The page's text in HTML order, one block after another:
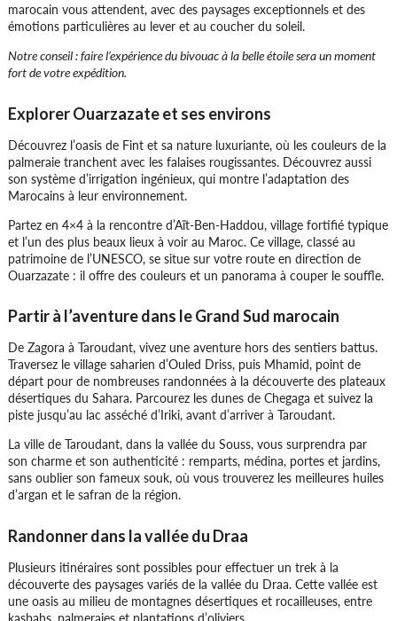
marocain vous attendent, avec des paysages exceptionnels et des
émotions particulières au lever et au coucher du soleil.
Notre conseil : faire l’expérience du bivouac à la belle étoile sera un moment
fort de votre expédition.
Explorer Ouarzazate et ses environs
Découvrez l’oasis de Fint et sa nature luxuriante, où les couleurs de la
palmeraie tranchent avec les falaises rougissantes. Découvrez aussi
son système d’irrigation ingénieux, qui montre l’adaptation des
Marocains à leur environnement.
Partez en 4×4 à la rencontre d’Aït-Ben-Haddou, village fortifié typique
et l’un des plus beaux lieux à voir au Maroc. Ce village, classé au
patrimoine de l’UNESCO, se situe sur votre route en direction de
Ouarzazate : il offre des couleurs et un panorama à couper le souffle.
Partir à l’aventure dans le Grand Sud marocain
De Zagora à Taroudant, vivez une aventure hors des sentiers battus.
Traversez le village saharien d’Ouled Driss, puis Mhamid, point de
départ pour de nombreuses randonnées à la découverte des plateaux
désertiques du Sahara. Parcourez les dunes de Chegaga et suivez la
piste jusqu’au lac asséché d’Iriki, avant d’arriver à Taroudant.
La ville de Taroudant, dans la vallée du Souss, vous surprendra par
son charme et son authenticité : remparts, médina, portes et jardins,
sans oublier son fameux souk, où vous trouverez les meilleures huiles
d’argan et le safran de la région.
Randonner dans la vallée du Draa
Plusieurs itinéraires sont possibles pour effectuer un trek à la
découverte des paysages variés de la vallée du Draa. Cette vallée est
une oasis au milieu de montagnes désertiques et rocailleuses, entre
kasbahs, palmeraies et plantations d’oliviers.